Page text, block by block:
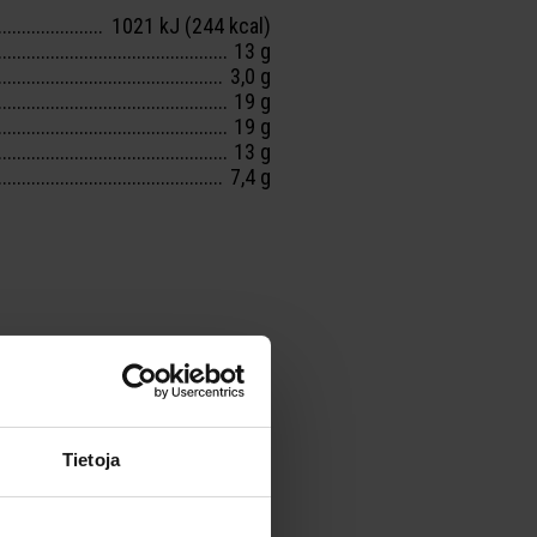
Tietoja
1021 kJ (244 kcal)
13 g
3,0 g
19 g
19 g
13 g
7,4 g